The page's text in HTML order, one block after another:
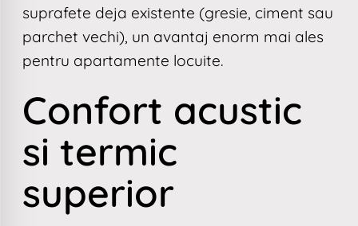
suprafete deja existente (gresie, ciment sau
parchet vechi), un avantaj enorm mai ales
pentru apartamente locuite.
Confort acustic
si termic
superior